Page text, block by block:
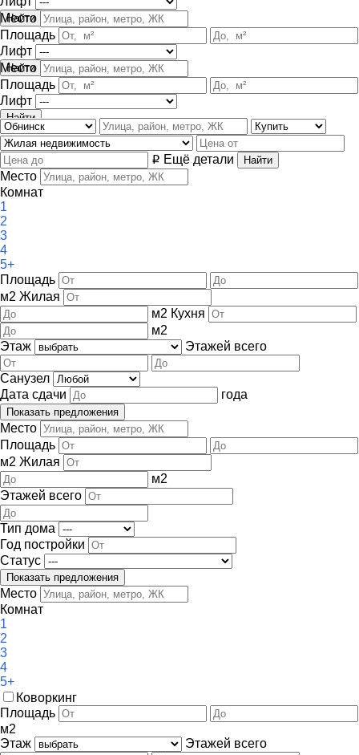
Место
Площадь
Лифт
Место
Площадь
Лифт
i Ещё детали
Место
Комнат
1
2
3
4
5+
Площадь
м2 Жилая
м2 Кухня
м2
Этаж
Этажей всего
Санузел
Дата сдачи
года
Место
Площадь
м2 Жилая
м2
Этажей всего
Тип дома
Год постройки
Статус
Место
Комнат
1
2
3
4
5+
Коворкинг
Площадь
м2
Этаж
Этажей всего